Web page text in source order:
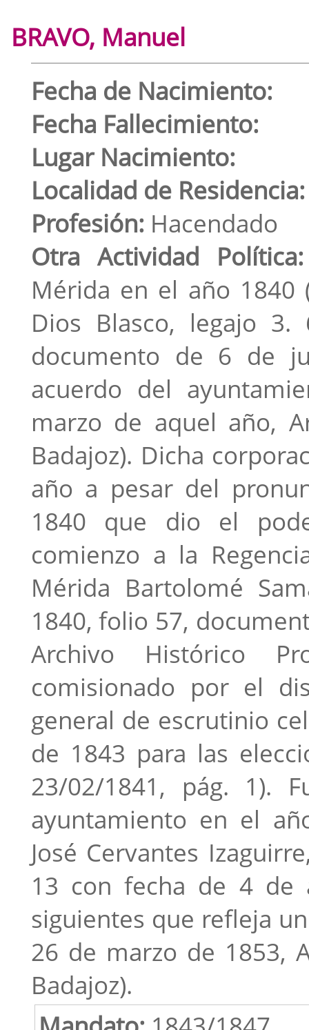
BRAVO, Manuel
Fecha de Nacimiento:
Fecha Fallecimiento:
Lugar Nacimiento:
Localidad de Residencia:
Profesión: Hacendado
Otra Actividad Política:
Mérida en el año 1840
Dios Blasco, legajo
documento de 6 de
acuerdo del
marzo de aquel año,
Badajoz). Dicha
año a pesar del
1840 que dio el
comienzo a la
Mérida Bartolomé
1840, folio 57,
Archivo Histórico
comisionado por el
general de escrutinio
de 1843 para las
23/02/1841, pág. 1).
ayuntamiento en el
José Cervantes
13 con fecha de 4 de
siguientes que refleja
26 de marzo de 1853,
Badajoz).